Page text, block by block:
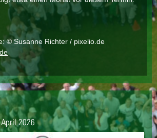
© Susanne Richter / pixelio.de
2026